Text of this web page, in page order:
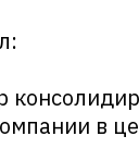
в